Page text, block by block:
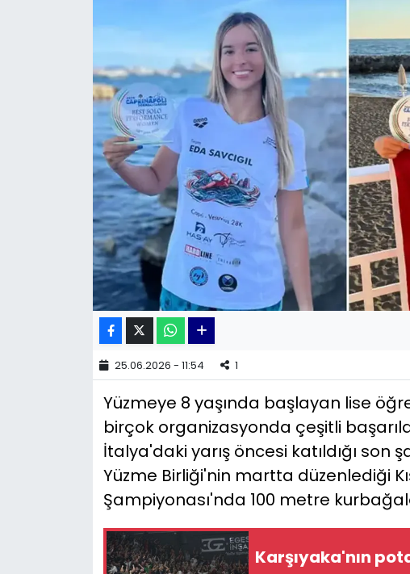
25.06.2026 - 11:54 1
Yüzmeye 8 yaşında başlayan lise
birçok organizasyonda çeşitli
İtalya'daki yarış öncesi katıldığı son
Yüzme Birliği'nin martta düzenlediği
Şampiyonası'nda 100 metre
Karşıyaka'nın
KÜLTÜR SANAT
MAGAZİN
POLİTİKA
SAĞLIK
Siyaset
TEKNOLOJİ
Yaşam
YEREL POLİTİKA
YEREL YÖNETİMLER